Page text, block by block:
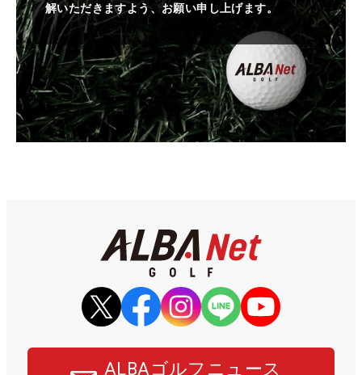
解いただきますよう、お願い申し上げます。
ALBAゴルフニュース